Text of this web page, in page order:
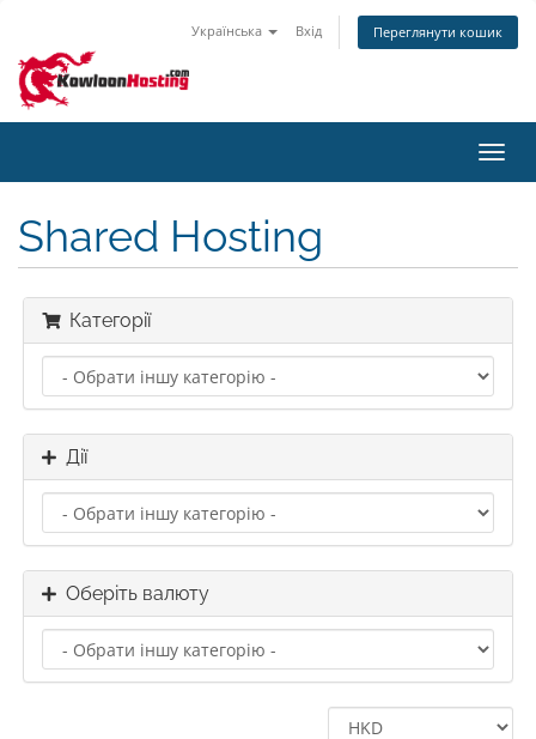
Українська Вхід Переглянути кошик
Shared Hosting
Категорії
Дії
Оберіть валюту